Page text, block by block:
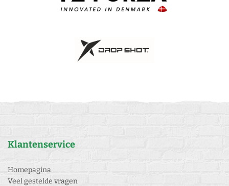
Klantenservice
Homepagina
Veel gestelde vragen